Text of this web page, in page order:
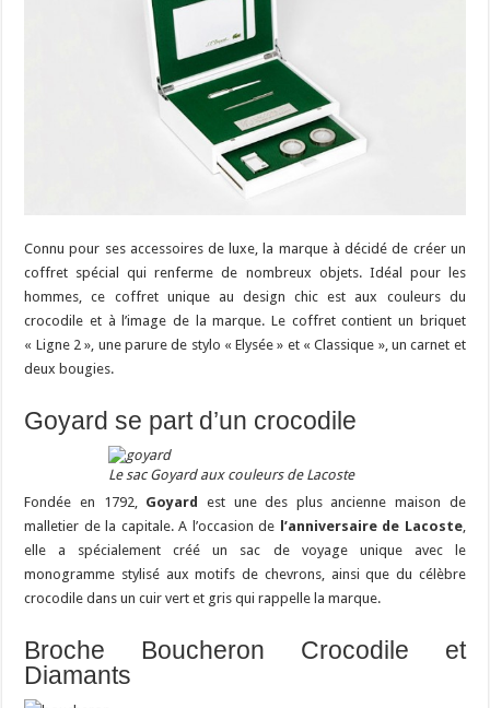
Connu pour ses accessoires de luxe, la marque à décidé de créer un
coffret spécial qui renferme de nombreux objets. Idéal pour les
hommes, ce coffret unique au design chic est aux couleurs du
crocodile et à l’image de la marque. Le coffret contient un briquet
« Ligne 2 », une parure de stylo « Elysée » et « Classique », un carnet et
deux bougies.
Goyard se part d’un crocodile
Le sac Goyard aux couleurs de Lacoste
Fondée en 1792, Goyard
est une des plus ancienne maison de
malletier de la capitale. A l’occasion de l’anniversaire de Lacoste,
elle a spécialement créé un sac de voyage unique avec le
monogramme stylisé aux motifs de chevrons, ainsi que du célèbre
crocodile dans un cuir vert et gris qui rappelle la marque.
Broche Boucheron Crocodile et
Diamants